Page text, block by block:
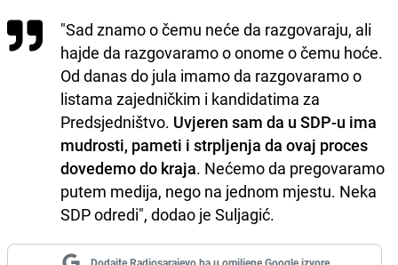
"Sad znamo o čemu neće da razgovaraju, ali
hajde da razgovaramo o onome o čemu hoće.
Od danas do jula imamo da razgovaramo o
listama zajedničkim i kandidatima za
Predsjedništvo. Uvjeren sam da u SDP-u ima
mudrosti, pameti i strpljenja da ovaj proces
dovedemo do kraja. Nećemo da pregovaramo
putem medija, nego na jednom mjestu. Neka
SDP odredi", dodao je Suljagić.